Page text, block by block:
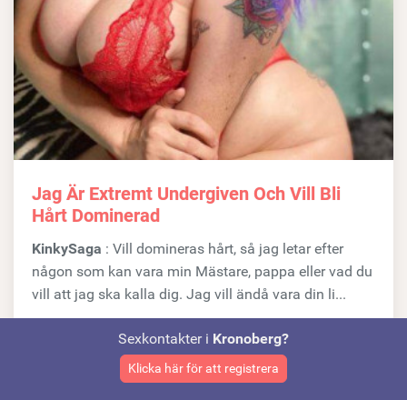
Jag Är Extremt Undergiven Och Vill Bli
Hårt Dominerad
KinkySaga : Vill domineras hårt, så jag letar efter
någon som kan vara min Mästare, pappa eller vad du
vill att jag ska kalla dig. Jag vill ändå vara din li...
Älmhult (Kronoberg)
Sexkontakter i Kronoberg?
Klicka här för att registrera